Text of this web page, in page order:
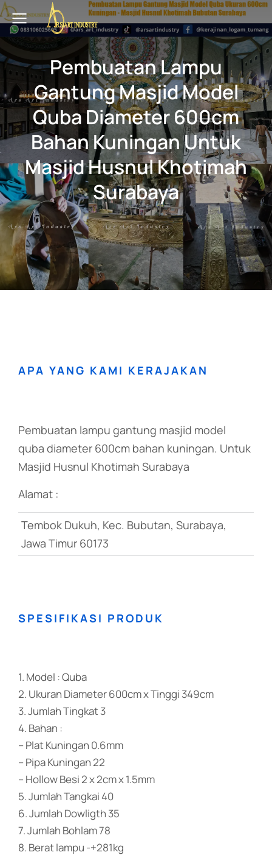
Pembuatan Lampu
Gantung Masjid Model
Quba Diameter 600cm
Bahan Kuningan Untuk
Masjid Husnul Khotimah
Surabaya
APA YANG KAMI KERAJAKAN
Pembuatan lampu gantung masjid model
quba diameter 600cm bahan kuningan. Untuk
Masjid Husnul Khotimah Surabaya
Alamat :
Tembok Dukuh, Kec. Bubutan, Surabaya,
Jawa Timur 60173
SPESIFIKASI PRODUK
1. Model : Quba
2. Ukuran Diameter 600cm x Tinggi 349cm
3. Jumlah Tingkat 3
4. Bahan :
– Plat Kuningan 0.6mm
– Pipa Kuningan 22
– Hollow Besi 2 x 2cm x 1.5mm
5. Jumlah Tangkai 40
6. Jumlah Dowligth 35
7. Jumlah Bohlam 78
8. Berat lampu -+281kg